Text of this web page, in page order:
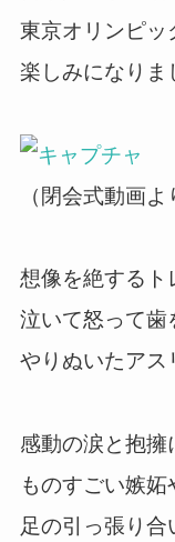
東京オリンピッ
楽しみになりま
（閉会式動画よ
想像を絶するト
泣いて怒って歯
やりぬいたアス
感動の涙と抱擁
ものすごい嫉妬
足の引っ張り合